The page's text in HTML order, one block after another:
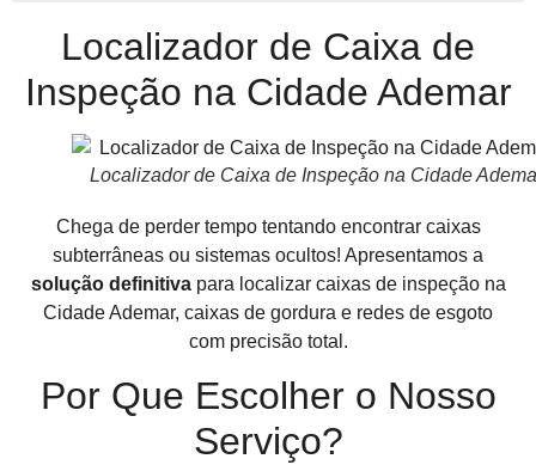
Localizador de Caixa de
Inspeção na Cidade Ademar
Localizador de Caixa de Inspeção na Cidade
Chega de perder tempo tentando encontrar caixas
subterrâneas ou sistemas ocultos! Apresentamos a
solução definitivapara localizar caixas de inspeção na
Cidade Ademar, caixas de gordura e redes de esgoto
com precisão total.
Por Que Escolher o Nosso
Serviço?